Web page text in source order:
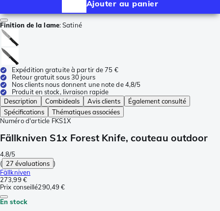
Ajouter au panier
Finition de la lame:Satiné
Expédition gratuite à partir de 75 €
Retour gratuit sous 30 jours
Nos clients nous donnent une note de 4,8/5
Produit en stock, livraison rapide
Description
Combideals Avis clients
Également consulté
Spécifications
Thématiques associées
Numéro d'article FKS1X
Fällkniven S1x Forest Knife, couteau outdoor
4.8/5
( 27 évaluations )
Fällkniven
273,99 €
Prix conseillé290,49 €
En stock